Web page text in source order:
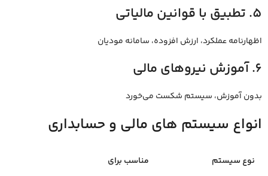
5. تطبیق با قوانین مالیاتی
اظهارنامه عملکرد، ارزش افزوده، سامانه مودیان
6. آموزش نیروهای مالی
بدون آموزش، سیستم شکست می‌خورد
انواع سیستم ‌های مالی و حسابداری
نوع سیستم مناسب برای